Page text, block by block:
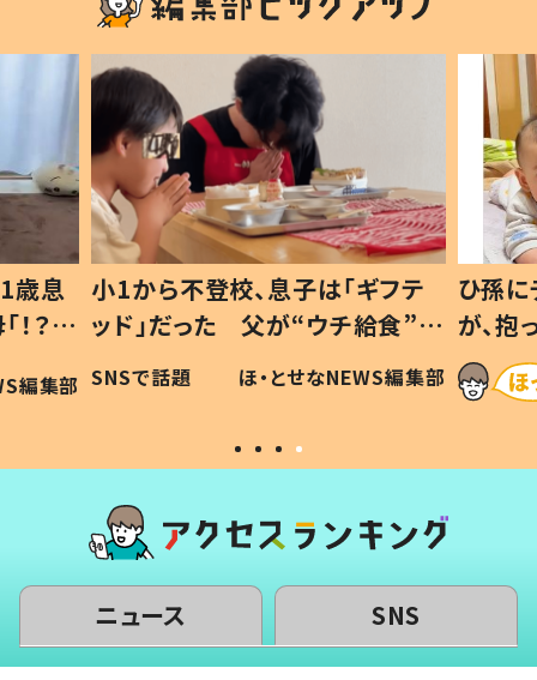
歳息
？」
編集部
小1から不登校、息子は「ギフテ
ッド」だった 父が“ウチ給食”を
作り続ける理由とは #令和の親
#令和の子
SNSで話題 ほ・とせなNEWS編集部
ひ孫
が、
「涙が
い」
ニュース SNS